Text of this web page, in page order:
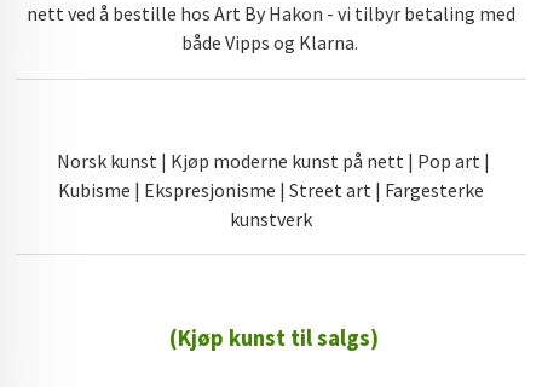
nett ved å bestille hos Art By Hakon - vi tilbyr betaling med
både Vipps og Klarna.
Norsk kunst | Kjøp moderne kunst på nett | Pop art |
Kubisme | Ekspresjonisme | Street art | Fargesterke
kunstverk
(Kjøp kunst til salgs)